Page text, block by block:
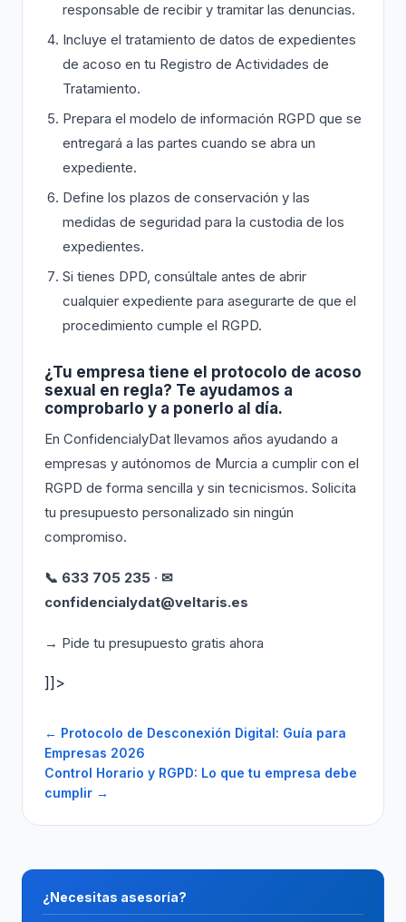
responsable de recibir y tramitar las denuncias.
Incluye el tratamiento de datos de expedientes
de acoso en tu Registro de Actividades de
Tratamiento.
Prepara el modelo de información RGPD que se
entregará a las partes cuando se abra un
expediente.
Define los plazos de conservación y las
medidas de seguridad para la custodia de los
expedientes.
Si tienes DPD, consúltale antes de abrir
cualquier expediente para asegurarte de que el
procedimiento cumple el RGPD.
¿Tu empresa tiene el protocolo de acoso
sexual en regla? Te ayudamos a
comprobarlo y a ponerlo al día.
En ConfidencialyDat llevamos años ayudando a
empresas y autónomos de Murcia a cumplir con el
RGPD de forma sencilla y sin tecnicismos. Solicita
tu presupuesto personalizado sin ningún
compromiso.
📞 633 705 235 · ✉
confidencialydat@veltaris.es
→ Pide tu presupuesto gratis ahora
]]>
← Protocolo de Desconexión Digital: Guía para
Empresas 2026
Control Horario y RGPD: Lo que tu empresa debe
cumplir →
¿Necesitas asesoría?